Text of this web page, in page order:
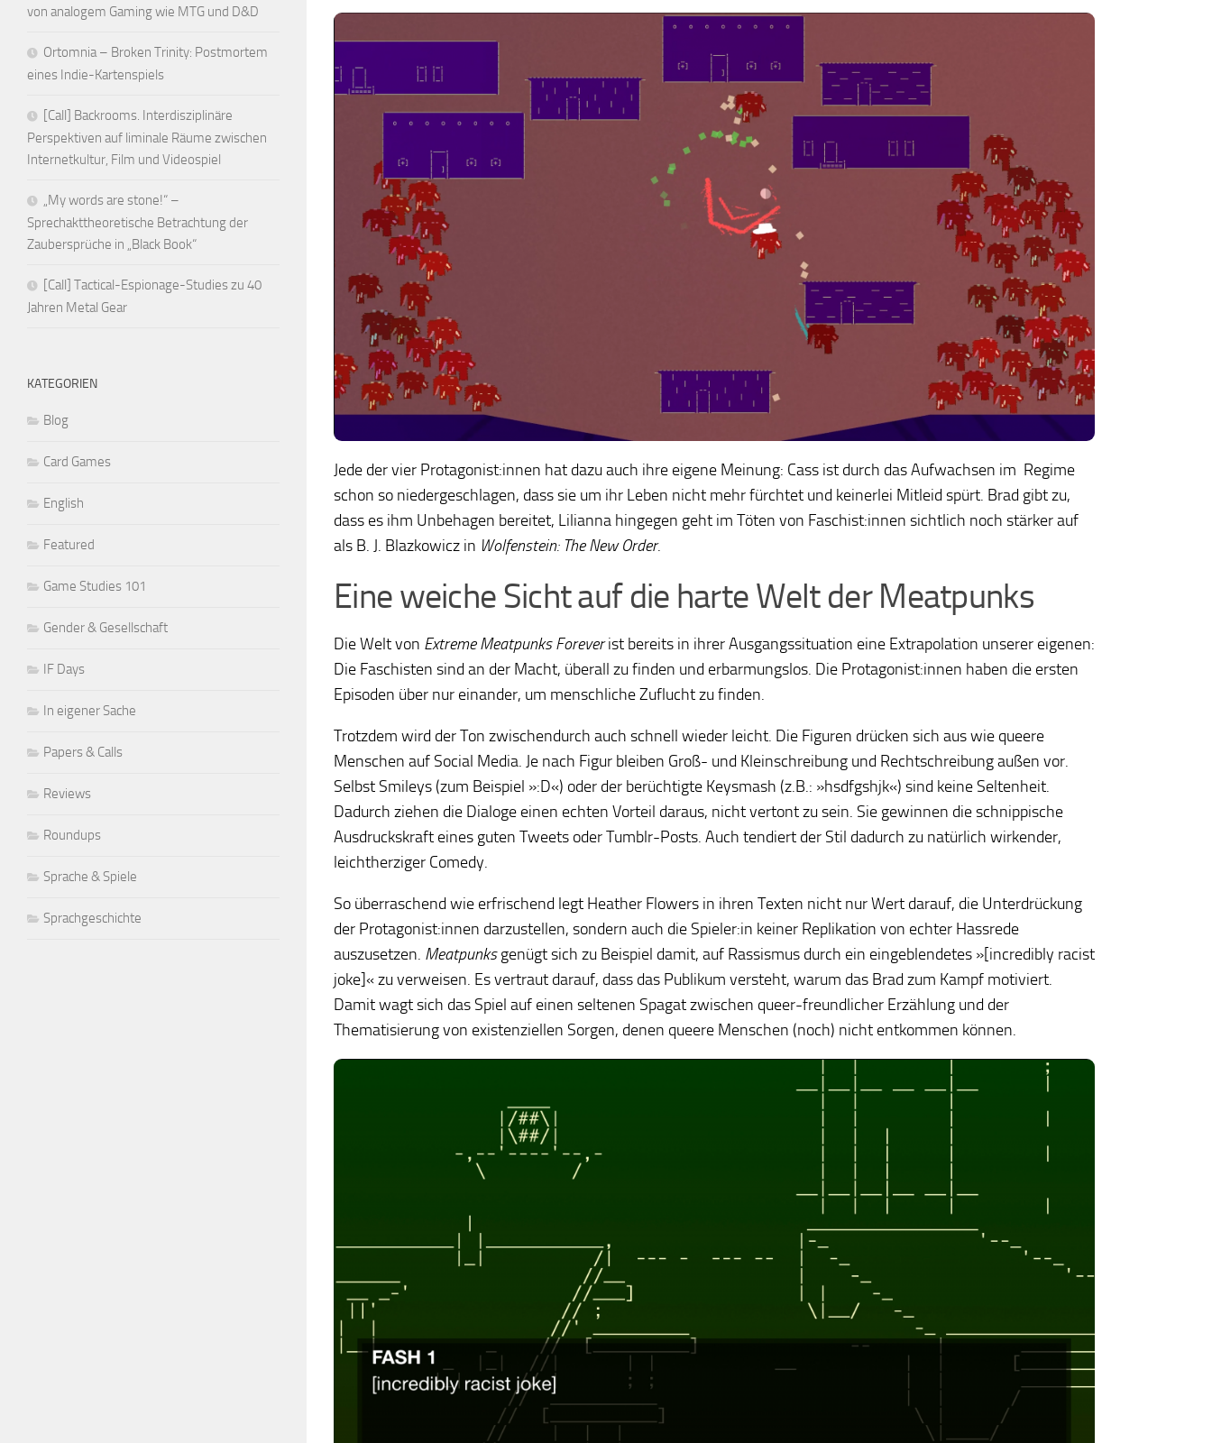
Jede der vier Protagonist:innen hat dazu auch ihre eigene Meinung: Cass ist durch das Aufwachsen im Regime
schon so niedergeschlagen, dass sie um ihr Leben nicht mehr fürchtet und keinerlei Mitleid spürt. Brad gibt zu,
dass es ihm Unbehagen bereitet, Lilianna hingegen geht im Töten von Faschist:innen sichtlich noch stärker auf
als B. J. Blazkowicz in Wolfenstein: The New Order.
Eine weiche Sicht auf die harte Welt der Meatpunks
Die Welt von Extreme Meatpunks Foreverist bereits in ihrer Ausgangssituation eine Extrapolation unserer eigenen:
Die Faschisten sind an der Macht, überall zu finden und erbarmungslos. Die Protagonist:innen haben die ersten
Episoden über nur einander, um menschliche Zuflucht zu finden.
Trotzdem wird der Ton zwischendurch auch schnell wieder leicht. Die Figuren drücken sich aus wie queere
Menschen auf Social Media. Je nach Figur bleiben Groß- und Kleinschreibung und Rechtschreibung außen vor.
Selbst Smileys (zum Beispiel »:D«) oder der berüchtigte Keysmash (z.B.: »hsdfgshjk«) sind keine Seltenheit.
Dadurch ziehen die Dialoge einen echten Vorteil daraus, nicht vertont zu sein. Sie gewinnen die schnippische
Ausdruckskraft eines guten Tweets oder Tumblr-Posts. Auch tendiert der Stil dadurch zu natürlich wirkender,
leichtherziger Comedy.
So überraschend wie erfrischend legt Heather Flowers in ihren Texten nicht nur Wert darauf, die Unterdrückung
der Protagonist:innen darzustellen, sondern auch die Spieler:in keiner Replikation von echter Hassrede
auszusetzen. Meatpunksgenügt sich zu Beispiel damit, auf Rassismus durch ein eingeblendetes »[incredibly racist
joke]« zu verweisen. Es vertraut darauf, dass das Publikum versteht, warum das Brad zum Kampf motiviert.
Damit wagt sich das Spiel auf einen seltenen Spagat zwischen queer-freundlicher Erzählung und der
Thematisierung von existenziellen Sorgen, denen queere Menschen (noch) nicht entkommen können.
von analogem Gaming wie MTG und D&D
Ortomnia – Broken Trinity: Postmortem
eines Indie-Kartenspiels
[Call] Backrooms. Interdisziplinäre
Perspektiven auf liminale Räume zwischen
Internetkultur, Film und Videospiel
„My words are stone!“ –
Sprechakttheoretische Betrachtung der
Zaubersprüche in „Black Book“
[Call] Tactical-Espionage-Studies zu 40
Jahren Metal Gear
KATEGORIEN
Blog
Card Games
English
Featured
Game Studies 101
Gender & Gesellschaft
IF Days
In eigener Sache
Papers & Calls
Reviews
Roundups
Sprache & Spiele
Sprachgeschichte